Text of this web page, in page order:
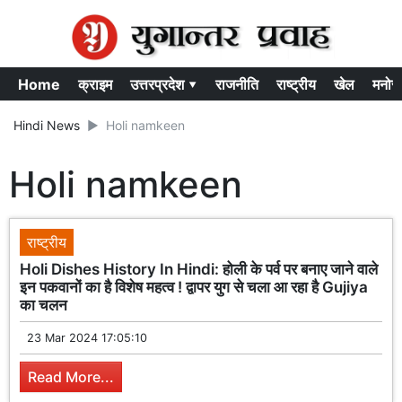
Home क्राइम उत्तरप्रदेश ▾ राजनीति राष्ट्रीय खेल
Hindi News Holi namkeen
Holi namkeen
राष्ट्रीय
Holi Dishes History In Hindi: होली के पर्व पर बनाए जाने वाले
इन पकवानों का है विशेष महत्व ! द्वापर युग से चला आ रहा है Gujiya
का चलन
23 Mar 2024 17:05:10
Read More...